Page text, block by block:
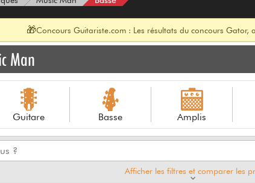
🎁Concours Guitariste.com : Les résultats du concours Gator,
Man
Guitare Basse Amplis
Afficher les filtres et comparer les